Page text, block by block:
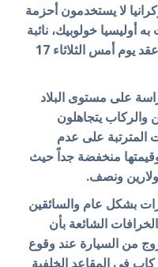
أوكرانيا لا يستخدمون أحزمة
أوليسيا خولوبيك، نائبة
رئيس المركز خلال مؤتمر صحفي عقد يوم أمس الثلاثاء 17
على مستوى البلاد
والركاب يتجاهلون
المترتبة على عدم
منخفضة جداً حيث
بشكل عام والسائقين
الشائعة بأن
من السيارة عند وقوع
في المقاعد الخلفية